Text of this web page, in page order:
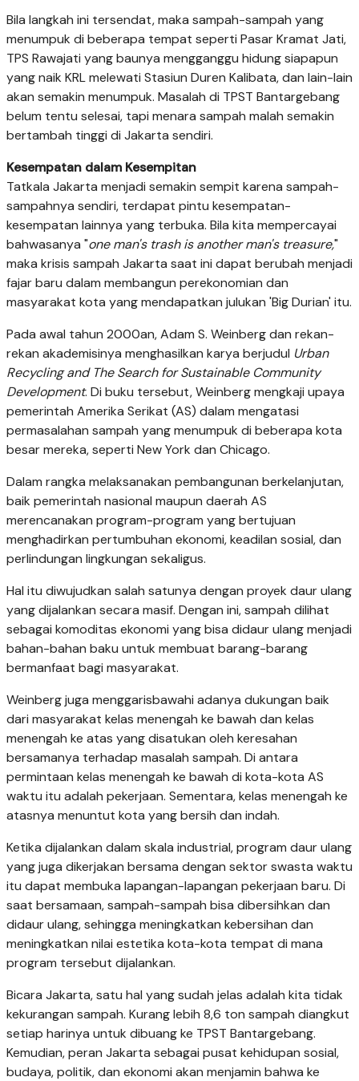
Bila langkah ini tersendat, maka sampah-sampah yang
menumpuk di beberapa tempat seperti Pasar Kramat Jati,
TPS Rawajati yang baunya mengganggu hidung siapapun
yang naik KRL melewati Stasiun Duren Kalibata, dan lain-lain
akan semakin menumpuk. Masalah di TPST Bantargebang
belum tentu selesai, tapi menara sampah malah semakin
bertambah tinggi di Jakarta sendiri.
Kesempatan dalam Kesempitan
Tatkala Jakarta menjadi semakin sempit karena sampah-
sampahnya sendiri, terdapat pintu kesempatan-
kesempatan lainnya yang terbuka. Bila kita mempercayai
bahwasanya "one man's trash is another man's treasure,"
maka krisis sampah Jakarta saat ini dapat berubah menjadi
fajar baru dalam membangun perekonomian dan
masyarakat kota yang mendapatkan julukan 'Big Durian' itu.
Pada awal tahun 2000an, Adam S. Weinberg dan rekan-
rekan akademisinya menghasilkan karya berjudul Urban
Recycling and The Search for Sustainable Community
Development. Di buku tersebut, Weinberg mengkaji upaya
pemerintah Amerika Serikat (AS) dalam mengatasi
permasalahan sampah yang menumpuk di beberapa kota
besar mereka, seperti New York dan Chicago.
Dalam rangka melaksanakan pembangunan berkelanjutan,
baik pemerintah nasional maupun daerah AS
merencanakan program-program yang bertujuan
menghadirkan pertumbuhan ekonomi, keadilan sosial, dan
perlindungan lingkungan sekaligus.
Hal itu diwujudkan salah satunya dengan proyek daur ulang
yang dijalankan secara masif. Dengan ini, sampah dilihat
sebagai komoditas ekonomi yang bisa didaur ulang menjadi
bahan-bahan baku untuk membuat barang-barang
bermanfaat bagi masyarakat.
Weinberg juga menggarisbawahi adanya dukungan baik
dari masyarakat kelas menengah ke bawah dan kelas
menengah ke atas yang disatukan oleh keresahan
bersamanya terhadap masalah sampah. Di antara
permintaan kelas menengah ke bawah di kota-kota AS
waktu itu adalah pekerjaan. Sementara, kelas menengah ke
atasnya menuntut kota yang bersih dan indah.
Ketika dijalankan dalam skala industrial, program daur ulang
yang juga dikerjakan bersama dengan sektor swasta waktu
itu dapat membuka lapangan-lapangan pekerjaan baru. Di
saat bersamaan, sampah-sampah bisa dibersihkan dan
didaur ulang, sehingga meningkatkan kebersihan dan
meningkatkan nilai estetika kota-kota tempat di mana
program tersebut dijalankan.
Bicara Jakarta, satu hal yang sudah jelas adalah kita tidak
kekurangan sampah. Kurang lebih 8,6 ton sampah diangkut
setiap harinya untuk dibuang ke TPST Bantargebang.
Kemudian, peran Jakarta sebagai pusat kehidupan sosial,
budaya, politik, dan ekonomi akan menjamin bahwa ke